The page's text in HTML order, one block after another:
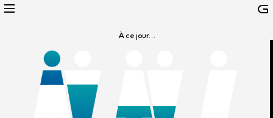
À ce jour…